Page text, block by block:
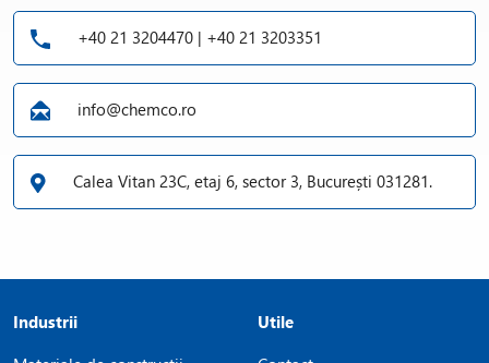
+40 21 3204470 | +40 21 3203351
info@chemco.ro
Calea Vitan 23C, etaj 6, sector 3, București 031281.
Industrii
Utile